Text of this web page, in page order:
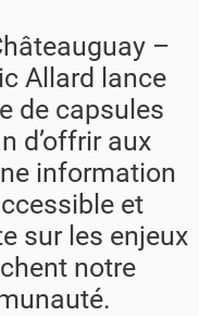
–
Allard lance
de capsules
d’offrir aux
information
et
sur les enjeux
notre